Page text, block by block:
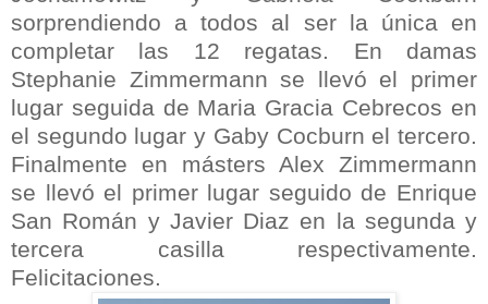
sorprendiendo a todos al ser la única en
completar las 12 regatas. En damas
Stephanie Zimmermann se llevó el primer
lugar seguida de Maria Gracia Cebrecos en
el segundo lugar y Gaby Cocburn el tercero.
Finalmente en másters Alex Zimmermann
se llevó el primer lugar seguido de Enrique
San Román y Javier Diaz en la segunda y
tercera casilla respectivamente.
Felicitaciones.